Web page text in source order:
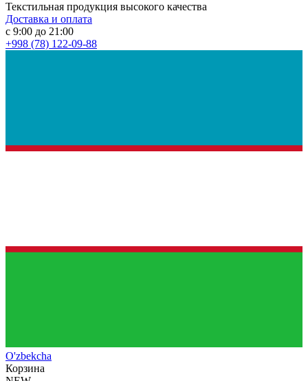
Текстильная продукция высокого качества
Доставка и оплата
с 9:00 до 21:00
+998 (78) 122-09-88
O'zbekcha
Корзина